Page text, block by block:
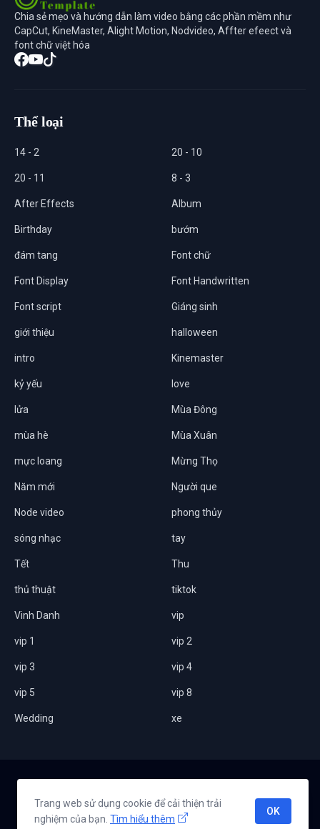
Chia sẻ mẹo và hướng dẫn làm video bằng các phần mềm như
CapCut, KineMaster, Alight Motion, Nodvideo, Affter efeect và
font chữ việt hóa
Thể loại
14 - 2 20 - 10
20 - 11 8 - 3
After Effects Album
Birthday bướm
đám tang Font chữ
Font Display Font Handwritten
Font script Giáng sinh
giới thiệu halloween
intro Kinemaster
kỷ yếu love
lửa Mùa Đông
mùa hè Mùa Xuân
mực loang Mừng Thọ
Năm mới Người que
Node video phong thủy
sóng nhạc tay
Tết Thu
thủ thuật tiktok
Vinh Danh vip
vip 1 vip 2
vip 3 vip 4
vip 5 vip 8
Wedding xe
HomeGiới thiệuChính sách bảo mật
Trang web sử dụng cookie để cải thiện trải
nghiệm của bạn. Tìm hiểu thêm
OK